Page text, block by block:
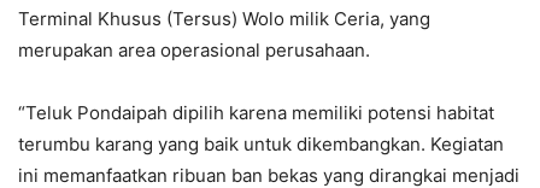
Terminal Khusus (Tersus) Wolo milik Ceria, yang
merupakan area operasional perusahaan.
“Teluk Pondaipah dipilih karena memiliki potensi habitat
terumbu karang yang baik untuk dikembangkan. Kegiatan
ini memanfaatkan ribuan ban bekas yang dirangkai menjadi